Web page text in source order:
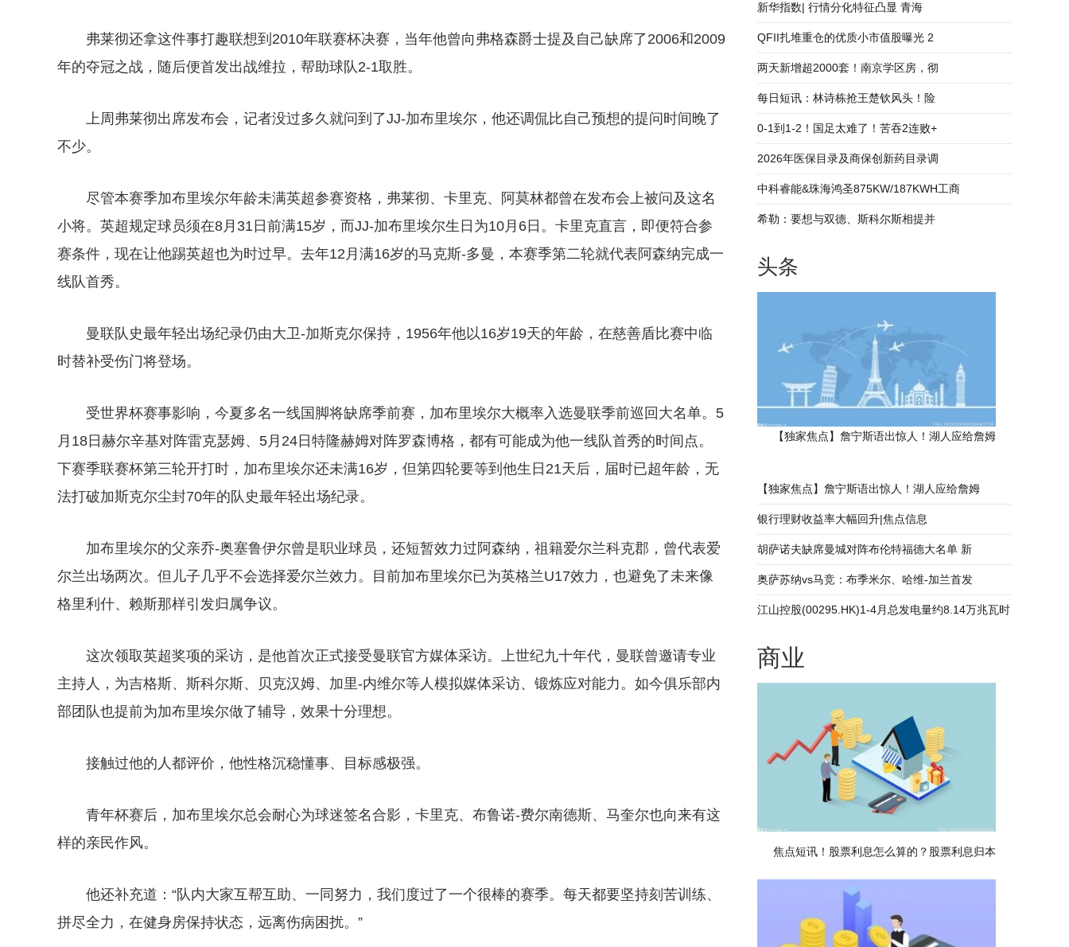
弗莱彻还拿这件事打趣联想到2010年联赛杯决赛，当年他曾向弗格森爵士提及自己缺席了2006和2009
年的夺冠之战，随后便首发出战维拉，帮助球队2-1取胜。
上周弗莱彻出席发布会，记者没过多久就问到了JJ-加布里埃尔，他还调侃比自己预想的提问时间晚了
不少。
尽管本赛季加布里埃尔年龄未满英超参赛资格，弗莱彻、卡里克、阿莫林都曾在发布会上被问及这名
小将。英超规定球员须在8月31日前满15岁，而JJ-加布里埃尔生日为10月6日。卡里克直言，即便符合参
赛条件，现在让他踢英超也为时过早。去年12月满16岁的马克斯-多曼，本赛季第二轮就代表阿森纳完成一
线队首秀。
曼联队史最年轻出场纪录仍由大卫-加斯克尔保持，1956年他以16岁19天的年龄，在慈善盾比赛中临
时替补受伤门将登场。
受世界杯赛事影响，今夏多名一线国脚将缺席季前赛，加布里埃尔大概率入选曼联季前巡回大名单。5
月18日赫尔辛基对阵雷克瑟姆、5月24日特隆赫姆对阵罗森博格，都有可能成为他一线队首秀的时间点。
下赛季联赛杯第三轮开打时，加布里埃尔还未满16岁，但第四轮要等到他生日21天后，届时已超年龄，无
法打破加斯克尔尘封70年的队史最年轻出场纪录。
加布里埃尔的父亲乔-奥塞鲁伊尔曾是职业球员，还短暂效力过阿森纳，祖籍爱尔兰科克郡，曾代表爱
尔兰出场两次。但儿子几乎不会选择爱尔兰效力。目前加布里埃尔已为英格兰U17效力，也避免了未来像
格里利什、赖斯那样引发归属争议。
这次领取英超奖项的采访，是他首次正式接受曼联官方媒体采访。上世纪九十年代，曼联曾邀请专业
主持人，为吉格斯、斯科尔斯、贝克汉姆、加里-内维尔等人模拟媒体采访、锻炼应对能力。如今俱乐部内
部团队也提前为加布里埃尔做了辅导，效果十分理想。
接触过他的人都评价，他性格沉稳懂事、目标感极强。
青年杯赛后，加布里埃尔总会耐心为球迷签名合影，卡里克、布鲁诺-费尔南德斯、马奎尔也向来有这
样的亲民作风。
他还补充道：“队内大家互帮互助、一同努力，我们度过了一个很棒的赛季。每天都要坚持刻苦训练、
拼尽全力，在健身房保持状态，远离伤病困扰。”
新华指数| 行情分化特征凸显 青海
QFII扎堆重仓的优质小市值股曝光 2
两天新增超2000套！南京学区房，彻
每日短讯：林诗栋抢王楚钦风头！险
0-1到1-2！国足太难了！苦吞2连败+
2026年医保目录及商保创新药目录调
中科睿能&珠海鸿圣875KW/187KWH工商
希勒：要想与双德、斯科尔斯相提并
头条
【独家焦点】詹宁斯语出惊人！湖人应给詹姆
【独家焦点】詹宁斯语出惊人！湖人应给詹姆
银行理财收益率大幅回升|焦点信息
胡萨诺夫缺席曼城对阵布伦特福德大名单 新
奥萨苏纳vs马竞：布季米尔、哈维-加兰首发
江山控股(00295.HK)1-4月总发电量约8.14万兆瓦时
商业
焦点短讯！股票利息怎么算的？股票利息归本